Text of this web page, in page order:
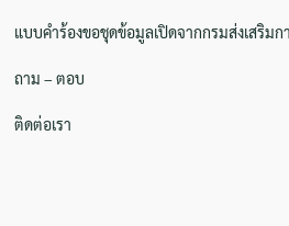
แบบคำร้องขอชุดข้อมูลเปิดจากกรมส่งเสริมก
ถาม – ตอบ
ติดต่อเรา